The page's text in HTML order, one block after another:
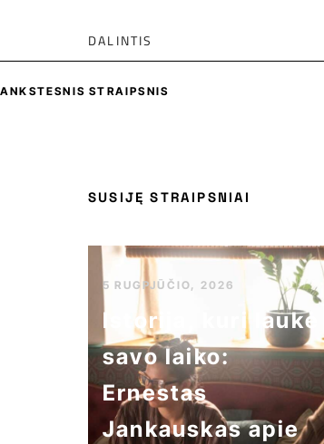
DALINTIS
ANKSTESNIS STRAIPSNIS
SUSIJĘ STRAIPSNIAI
5 RUGPJŪČIO, 2026
Istorija, kuri laukė
savo laiko:
Ernestas
Jankauskas apie